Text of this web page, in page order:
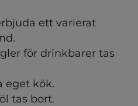
ett varierat
för drinkbarer tas
eget kök.
tas bort.